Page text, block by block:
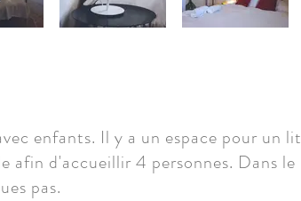
enfants. Il y a un espace pour un lit
afin d'accueillir 4 personnes. Dans le
pas.